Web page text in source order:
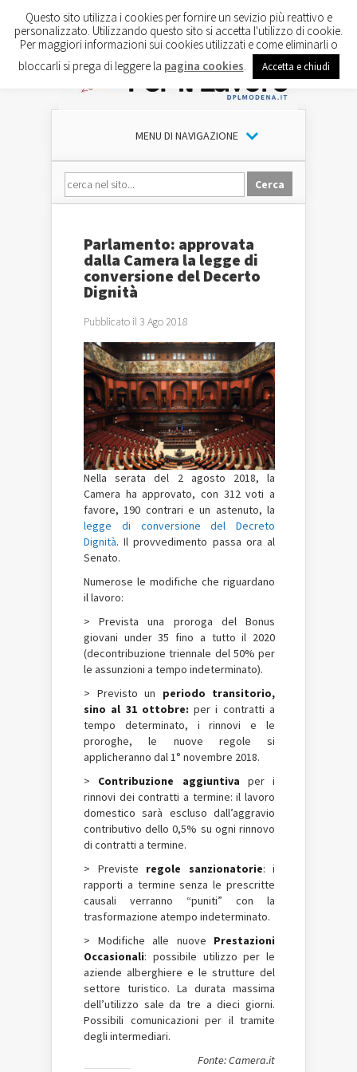
MENU DI NAVIGAZIONE
Parlamento: approvata
dalla Camera la legge di
conversione del Decerto
Dignità
Pubblicato il 3 Ago 2018
Nella serata del 2 agosto 2018, la
Camera ha approvato, con 312 voti a
favore, 190 contrari e un astenuto, la
legge di conversione del Decreto
Dignità. Il provvedimento passa ora al
Senato.
Numerose le modifiche che riguardano
il lavoro:
> Prevista una proroga del Bonus
giovani under 35 fino a tutto il 2020
(decontribuzione triennale del 50% per
le assunzioni a tempo indeterminato).
> Previsto un periodo transitorio,
sino al 31 ottobre:per i contratti a
tempo determinato, i rinnovi e le
proroghe, le nuove regole si
applicheranno dal 1° novembre 2018.
> Contribuzione aggiuntiva per i
rinnovi dei contratti a termine: il lavoro
domestico sarà escluso dall’aggravio
contributivo dello 0,5% su ogni rinnovo
di contratti a termine.
> Previste regole sanzionatorie: i
rapporti a termine senza le prescritte
causali verranno “puniti” con la
trasformazione atempo indeterminato.
> Modifiche alle nuove Prestazioni
Occasionali: possibile utilizzo per le
aziende alberghiere e le strutture del
settore turistico. La durata massima
dell’utilizzo sale da tre a dieci giorni.
Possibili comunicazioni per il tramite
degli intermediari.
Fonte: Camera.it
Questo sito utilizza i cookies per fornire un sevizio più reattivo e
personalizzato. Utilizzando questo sito si accetta l'utilizzo di cookie.
Per maggiori informazioni sui cookies utilizzati e come eliminarli o
bloccarli si prega di leggere la pagina cookies Accetta e chiudi